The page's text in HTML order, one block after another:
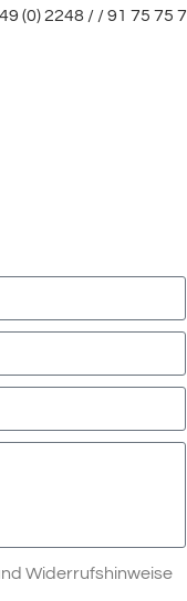
(0) 2248 / / 91 75 75 7
Widerrufshinweise